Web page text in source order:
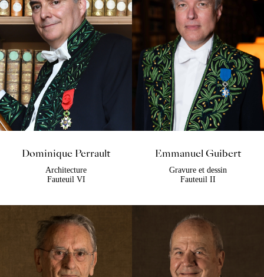
Dominique Perrault
Architecture
Fauteuil VI
Emmanuel Guibert
Gravure et dessin
Fauteuil II